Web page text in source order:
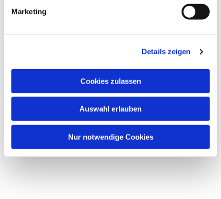
Marketing
Details zeigen
Cookies zulassen
Auswahl erlauben
Nur notwendige Cookies